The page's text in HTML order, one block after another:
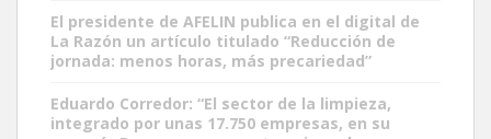
El presidente de AFELIN publica en el digital de
La Razón un artículo titulado “Reducción de
jornada: menos horas, más precariedad”
Eduardo Corredor: “El sector de la limpieza,
integrado por unas 17.750 empresas, en su